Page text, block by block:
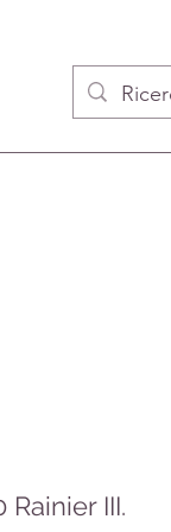
Rainier III.